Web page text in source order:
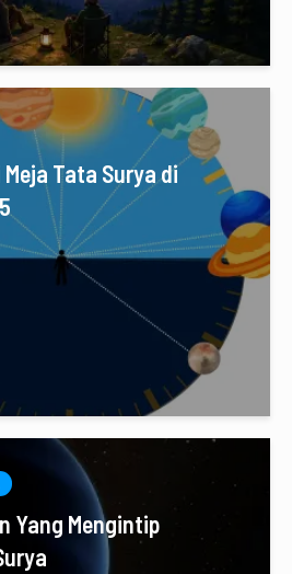
Tata Surya di
Yang Mengintip